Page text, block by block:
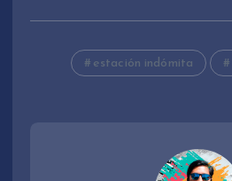
estación indómita